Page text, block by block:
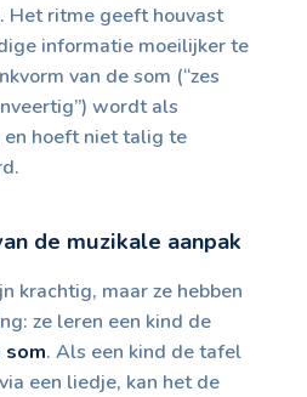
Het ritme geeft houvast
informatie moeilijker te
van de som (“zes
wordt als
en hoeft niet talig te
de muzikale aanpak
krachtig, maar ze hebben
ze leren een kind de
. Als een kind de tafel
een liedje, kan het de